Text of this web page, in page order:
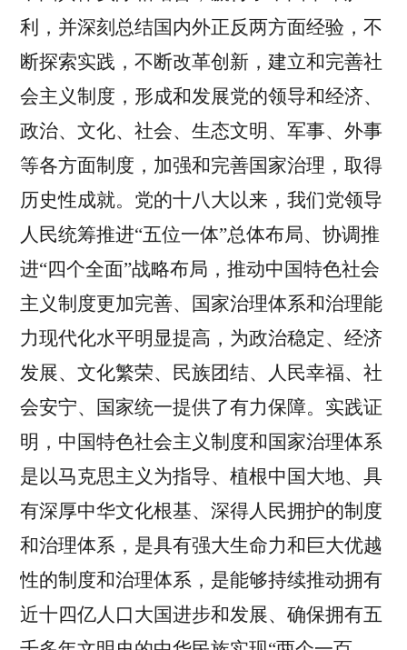
利，并深刻总结国内外正反两方面经验，不
断探索实践，不断改革创新，建立和完善社
会主义制度，形成和发展党的领导和经济、
政治、文化、社会、生态文明、军事、外事
等各方面制度，加强和完善国家治理，取得
历史性成就。党的十八大以来，我们党领导
人民统筹推进“五位一体”总体布局、协调推
进“四个全面”战略布局，推动中国特色社会
主义制度更加完善、国家治理体系和治理能
力现代化水平明显提高，为政治稳定、经济
发展、文化繁荣、民族团结、人民幸福、社
会安宁、国家统一提供了有力保障。实践证
明，中国特色社会主义制度和国家治理体系
是以马克思主义为指导、植根中国大地、具
有深厚中华文化根基、深得人民拥护的制度
和治理体系，是具有强大生命力和巨大优越
性的制度和治理体系，是能够持续推动拥有
近十四亿人口大国进步和发展、确保拥有五